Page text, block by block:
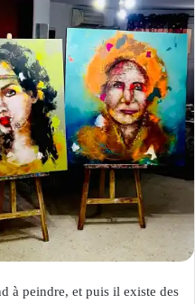
à peindre, et puis il existe des